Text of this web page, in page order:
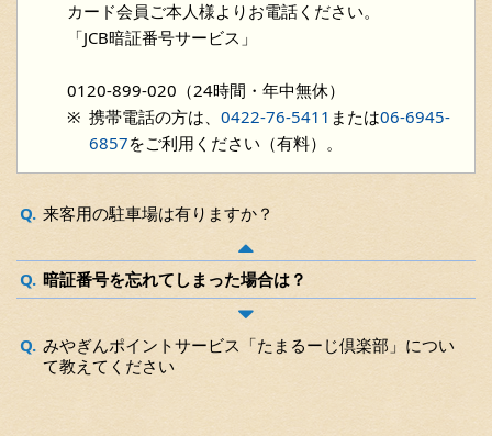
カード会員ご本人様よりお電話ください。
「JCB暗証番号サービス」
0120-899-020（24時間・年中無休）
携帯電話の方は、 0422-76-5411 または06-6945-
6857をご利用ください（有料）。
来客用の駐車場は有りますか？
暗証番号を忘れてしまった場合は？
みやぎんポイントサービス「たまるーじ倶楽部」につい
て教えてください